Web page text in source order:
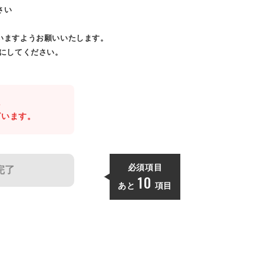
い
すようお願いいたします。
してください。
ます。
了 必須項目
あと 10 項目